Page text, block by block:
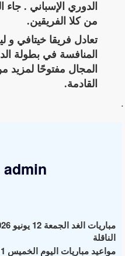
الدوري الإسباني . جاء
من كلا الفريقين.
تعادل فريقا خيتافي و
المنافسة في بطولة
المجال مفتوحًا لمزيد
القادمة.
.
admin
الناقلة